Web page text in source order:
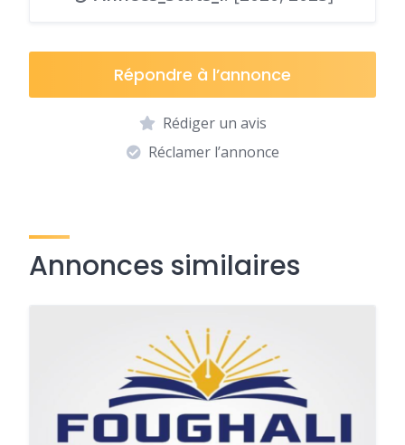
Répondre à l’annonce
Rédiger un avis
Réclamer l’annonce
Annonces similaires